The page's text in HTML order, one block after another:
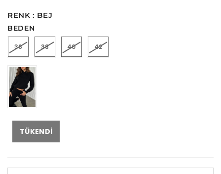
RENK : BEJ
BEDEN
36 38 40 42
TÜKENDI